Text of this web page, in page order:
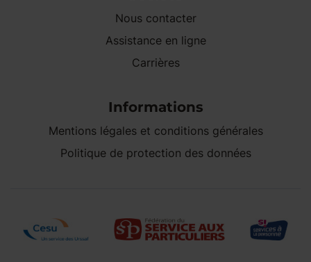
Nous contacter
Assistance en ligne
Carrières
Informations
Mentions légales et conditions générales
Politique de protection des données